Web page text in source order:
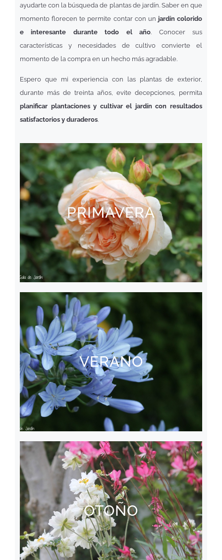
ayudarte con la búsqueda de plantas de jardín. Saber en que
momento florecen te permite contar con un jardín colorido
e interesante durante todo el año. Conocer sus
características y necesidades de cultivo convierte el
momento de la compra en un hecho más agradable.
Espero que mi experiencia con las plantas de exterior,
durante más de treinta años, evite decepciones, permita
planificar plantaciones y cultivar el jardín con resultados
satisfactorios y duraderos.
PRIMAVERA
VERANO
OTOÑO